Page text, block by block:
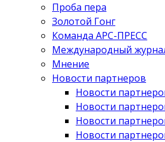
Проба пера
Золотой Гонг
Команда АРС-ПРЕСС
Международный
Мнение
Новости партнеров
Новости
Новости
Новости
Новости